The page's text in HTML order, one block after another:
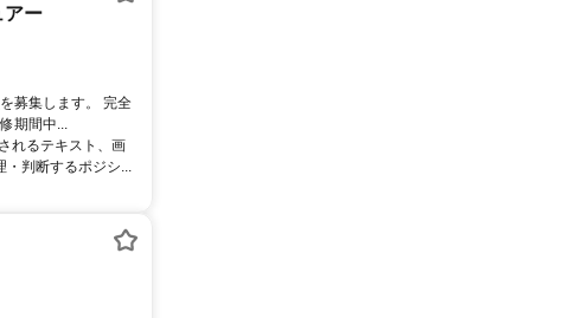
アー
募集します。 完全
期間中...
れるテキスト、画
・判断するポジシ...